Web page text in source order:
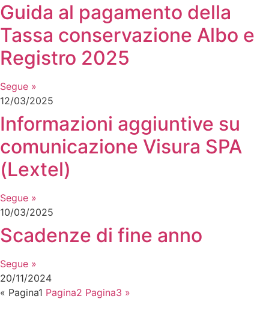
Guida al pagamento della
Tassa conservazione Albo e
Registro 2025
Segue »
12/03/2025
Informazioni aggiuntive su
comunicazione Visura SPA
(Lextel)
Segue »
10/03/2025
Scadenze di fine anno
Segue »
20/11/2024
« Pagina1 Pagina2 Pagina3 »